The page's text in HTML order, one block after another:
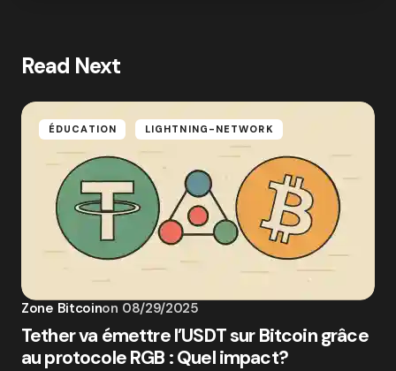
Read Next
ÉDUCATION LIGHTNING-NETWORK
Zone Bitcoinon 08/29/2025
Tether va émettre l’USDT sur Bitcoin grâce
au protocole RGB : Quel impact?